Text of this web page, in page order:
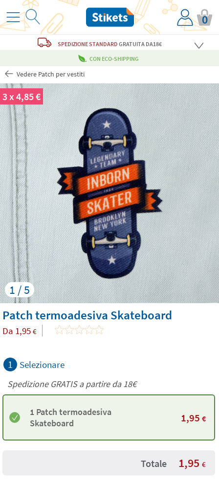
0
SPEDIZIONE STANDARD GRATUITADA18€
CON ECO-SHIPPING
Vedere Patch per vestiti
1 / 5
3 x 4,85 €
Patch termoadesiva Skateboard
Da 1,95 €
1 Selezionare
Spedizione GRATIS a partire da18€
1 Patch termoadesiva
Skateboard
1,95 €
Totale 1,95 €